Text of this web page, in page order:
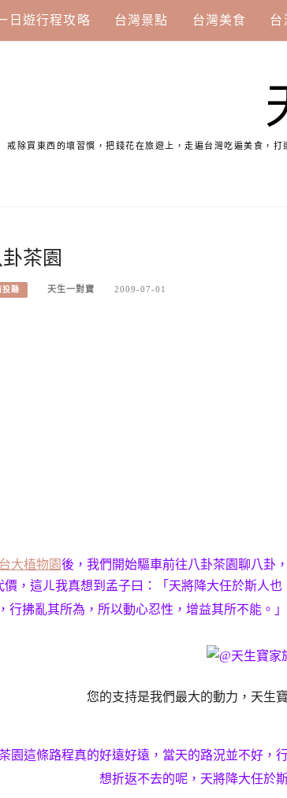
日遊行程攻略 台灣景點 台灣美食 台
戒除買東西的壞習慣，把錢花在旅遊上，走遍台灣吃遍美食，
茶園
投縣 天生一對寶 2009-07-01
大植物園後，我們開始驅車前往八卦茶園聊八卦
價，這ㄦ我真想到孟子曰：「天將降大任於斯人
行拂亂其所為，所以動心忍性，增益其所不能。
您的支持是我們最大的動力，天生
園這條路程真的好遠好遠，當天的路況並不好，
想折返不去的呢，天將降大任於